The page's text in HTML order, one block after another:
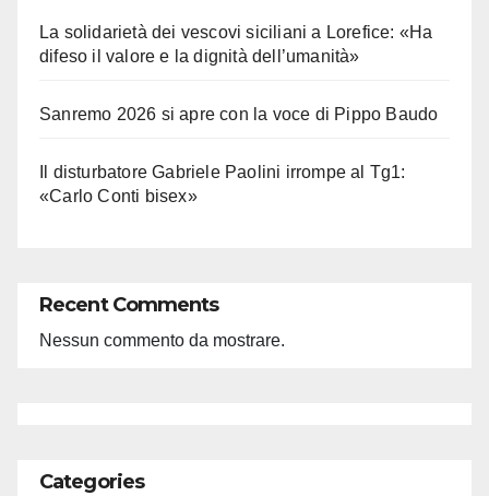
La solidarietà dei vescovi siciliani a Lorefice: «Ha
difeso il valore e la dignità dell’umanità»
Sanremo 2026 si apre con la voce di Pippo Baudo
Il disturbatore Gabriele Paolini irrompe al Tg1:
«Carlo Conti bisex»
Recent Comments
Nessun commento da mostrare.
Categories